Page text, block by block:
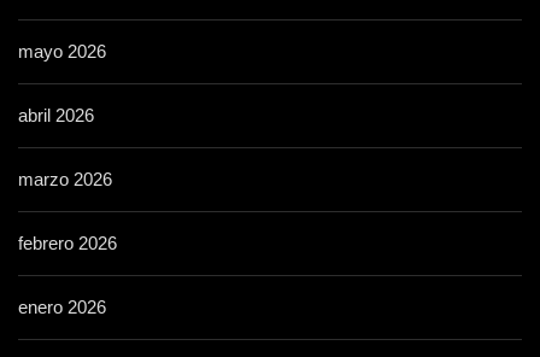
mayo 2026
abril 2026
marzo 2026
febrero 2026
enero 2026